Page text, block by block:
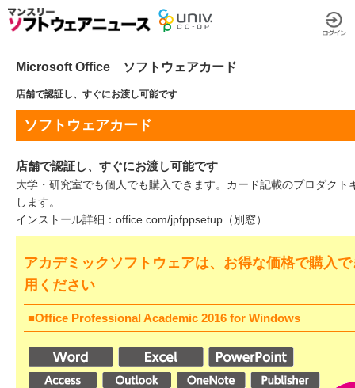
Microsoft Office ソフトウェアカード
店舗で認証し、すぐにお渡し可能です
ソフトウェアカード
店舗で認証し、すぐにお渡し可能です
大学・研究室でも個人でも購入できます。カード記載のプロダクト
します。
インストール詳細： office.com/jpfppsetup （別窓）
アカデミックソフトウェアは、お得な価格で購入
用ください
■Office Professional Academic 2016 for Windows